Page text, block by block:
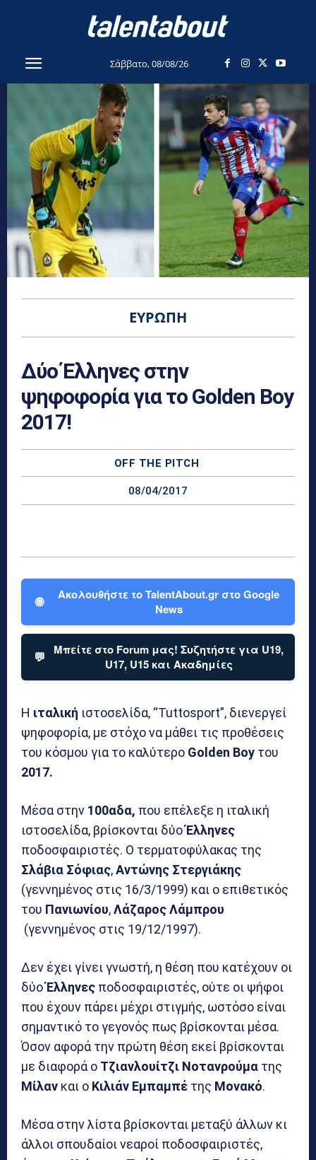
Σάββατο, 08/08/26
ΕΥΡΏΠΗ
Δύο Έλληνες στην
ψηφοφορία για το Golden Boy
2017!
OFF THE PITCH
08/04/2017
🌐
Ακολουθήστε το TalentAbout.gr στο Google
News
💬
Μπείτε στο Forum μας! Συζητήστε για U19,
U17, U15 και Ακαδημίες
Η ιταλική ιστοσελίδα, “Tuttosport”, διενεργεί
ψηφοφορία, με στόχο να μάθει τις προθέσεις
του κόσμου για το καλύτερο Golden Boy του
2017.
Μέσα στην 100αδα, που επέλεξε η ιταλική
ιστοσελίδα, βρίσκονται δύοΈλληνες
ποδοσφαιριστές. Ο τερματοφύλακας της
Σλάβια Σόφιας,Αντώνης Στεργιάκης
(γεννημένος στις 16/3/1999) και ο επιθετικός
του Πανιωνίου,Λάζαρος Λάμπρου
(γεννημένος στις 19/12/1997).
Δεν έχει γίνει γνωστή, η θέση που κατέχουν οι
δύοΈλληνες ποδοσφαιριστές, ούτε οι ψήφοι
που έχουν πάρει μέχρι στιγμής, ωστόσο είναι
σημαντικό το γεγονός πως βρίσκονται μέσα.
Όσον αφορά την πρώτη θέση εκεί βρίσκονται
με διαφορά ο Τζιανλουίτζι Νοτανρούμα της
Μίλαν και ο Κιλιάν Εμπαμπέ της Μονακό.
Μέσα στην λίστα βρίσκονται μεταξύ άλλων κι
άλλοι σπουδαίοι νεαροί ποδοσφαιριστές,